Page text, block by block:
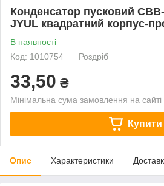
Конденсатор пусковий
JYUL квадратний корпус-
В наявності
Код: 1010754
Роздріб
33,50 ₴
Мінімальна сума замовлення на
Купити
Опис Характеристики